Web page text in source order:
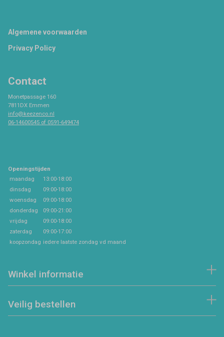
Footer
Algemene voorwaarden
Privacy Policy
Contact
Monetpassage 160
7811DX Emmen
info@keezenco.nl
06-14600545 of 0591-649474
Openingstijden
maandag
13:00-18:00
dinsdag
09:00-18:00
woensdag
09:00-18:00
donderdag
09:00-21:00
vrijdag
09:00-18:00
zaterdag
09:00-17:00
koopzondag iedere laatste zondag vd maand
Winkel informatie
Veilig bestellen